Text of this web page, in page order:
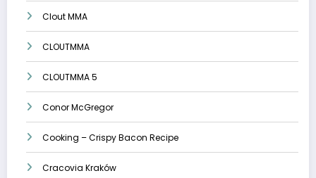
Clout MMA
CLOUTMMA
CLOUTMMA 5
Conor McGregor
Cooking – Crispy Bacon Recipe
Cracovia Kraków